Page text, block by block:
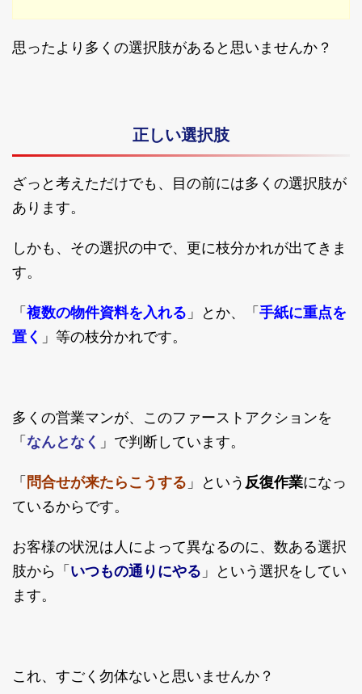
思ったより多くの選択肢があると思いませんか？
正しい選択肢
ざっと考えただけでも、目の前には多くの選択肢が
あります。
しかも、その選択の中で、更に枝分かれが出てきま
す。
「 複数の物件資料を入れる 」とか、「 手紙に重点を
置く 」等の枝分かれです。
多くの営業マンが、このファーストアクションを
「 なんとなく 」で判断しています。
「 問合せが来たらこうする 」という 反復作業になっ
ているからです。
お客様の状況は人によって異なるのに、数ある選択
肢から「 いつもの通りにやる 」という選択をしてい
ます。
これ、すごく勿体ないと思いませんか？